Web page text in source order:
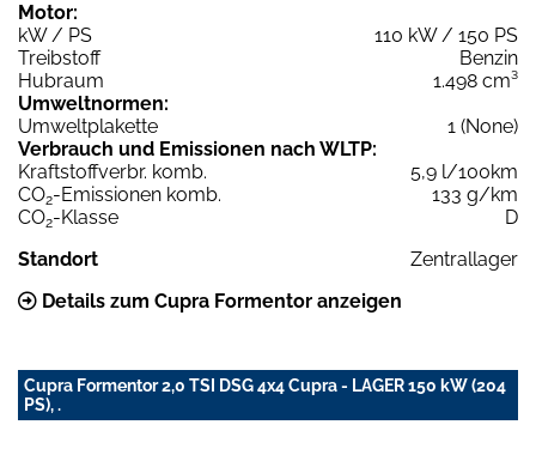
Motor:
kW / PS
110 kW / 150 PS
Treibstoff
Benzin
Hubraum
1.498 cm³
Umweltnormen:
Umweltplakette
1 (None)
Verbrauch und Emissionen nach WLTP:
Kraftstoffverbr. komb.
5,9 l/100km
CO2-Emissionen komb.
133 g/km
CO2-Klasse
D
Standort
Zentrallager
Details zum Cupra Formentor anzeigen
Cupra Formentor 2,0 TSI DSG 4x4 Cupra - LAGER 150 kW (204
PS), .